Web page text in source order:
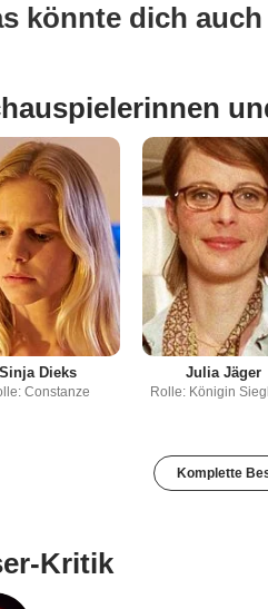
könnte dich
Sinja Dieks
Constanze
Julia Jäger
Rolle: Königin
Komplette
Kritik